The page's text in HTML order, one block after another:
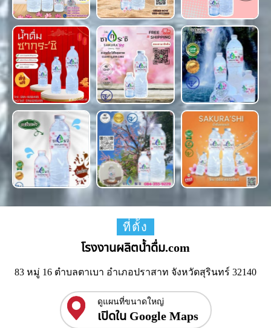
ที่ตั้ง
โรงงานผลิตน้ำดื่ม.com
83 หมู่ 16 ตำบลตาเบา อำเภอปราสาท จังหวัดสุรินทร์ 32140
ดูแผนที่ขนาดใหญ่
เปิดใน Google Maps